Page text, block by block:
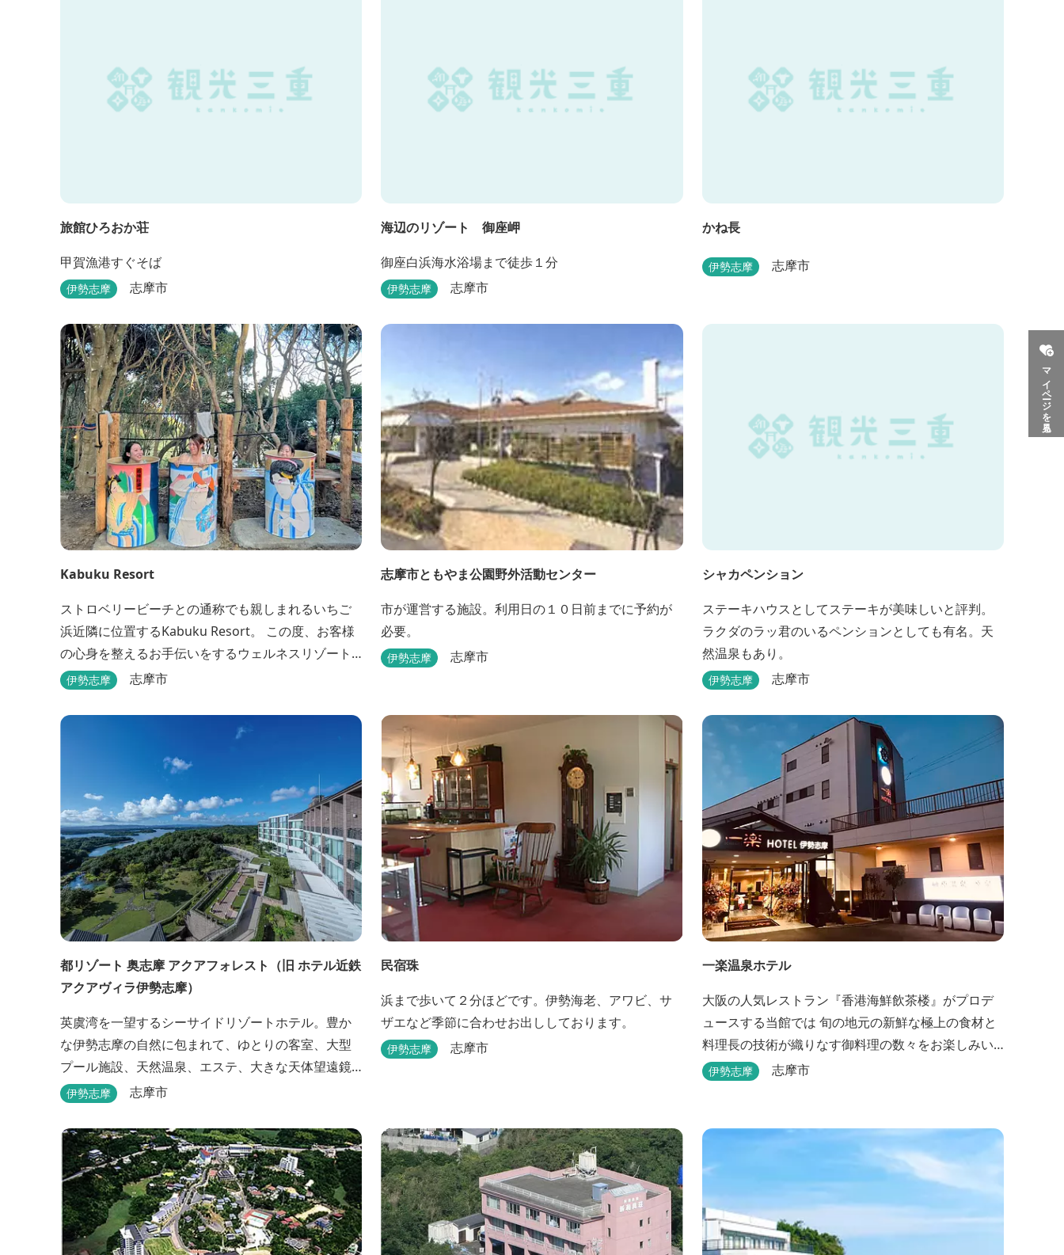
マイページを見る
旅館ひろおか荘
甲賀漁港すぐそば
伊勢志摩 志摩市
海辺のリゾート 御座岬
御座白浜海水浴場まで徒歩１分
伊勢志摩 志摩市
かね長
伊勢志摩 志摩市
Kabuku Resort
ストロベリービーチとの通称でも親しまれるいちご
浜近隣に位置するKabuku Resort。 この度、お客様
の心身を整えるお手伝いをするウェルネスリゾート
として2022年4月1日にリニューアルオープンいたし
宿泊区画に1張ずつ付属されたプランが登場。 「とと
のう」条件が揃い、さらに皆様に楽しんでもらえる
空間となりました。 満点の星空の下でド...
伊勢志摩 志摩市
志摩市ともやま公園野外活動センター
市が運営する施設。利用日の１０日前までに予約が
必要。
伊勢志摩 志摩市
シャカペンション
ステーキハウスとしてステーキが美味しいと評判。
ラクダのラッ君のいるペンションとしても有名。天
然温泉もあり。
伊勢志摩 志摩市
都リゾート 奥志摩 アクアフォレスト（旧 ホテル近鉄
アクアヴィラ伊勢志摩）
英虞湾を一望するシーサイドリゾートホテル。豊か
な伊勢志摩の自然に包まれて、ゆとりの客室、大型
プール施設、天然温泉、エステ、大きな天体望遠鏡
を備える天文館など、ゆっくりとした時間を楽しみ
外プール：2025年7月19日（土）～8月31日（日）
伊勢志摩 志摩市
民宿珠
浜まで歩いて２分ほどです。伊勢海老、アワビ、サ
ザエなど季節に合わせお出ししております。
伊勢志摩 志摩市
一楽温泉ホテル
大阪の人気レストラン『香港海鮮飲茶楼』がプロデ
ュースする当館では 旬の地元の新鮮な極上の食材と
料理長の技術が織りなす御料理の数々をお楽しみい
ただけます。またお部屋からはパールブリッジや真
場も完備。
伊勢志摩 志摩市